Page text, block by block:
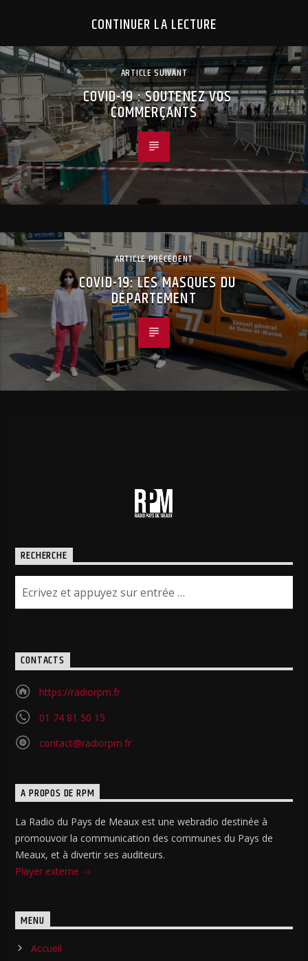
CONTINUER LA LECTURE
ARTICLE SUIVANT
COVID-19 : SOUTENEZ VOS
COMMERÇANTS
ARTICLE PRÉCÉDENT
COVID-19: LES MASQUES DU
DÉPARTEMENT
RECHERCHE
CONTACTS
https://radiorpm.fr
01 74 81 50 15
contact@radiorpm.fr
A PROPOS DE RPM
La Radio du Pays de Meaux est une webradio destinée à
promouvoir la communication des communes du Pays de
Meaux, et à divertir ses auditeurs.
Player externe
MENU
Accueil